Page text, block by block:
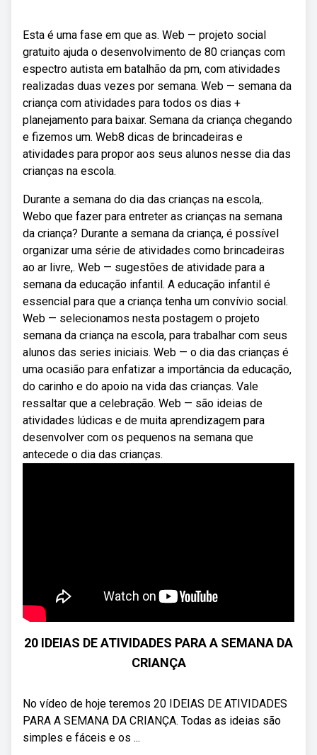
Esta é uma fase em que as. Web — projeto social
gratuito ajuda o desenvolvimento de 80 crianças com
espectro autista em batalhão da pm, com atividades
realizadas duas vezes por semana. Web — semana da
criança com atividades para todos os dias +
planejamento para baixar. Semana da criança chegando
e fizemos um. Web8 dicas de brincadeiras e
atividades para propor aos seus alunos nesse dia das
crianças na escola.
Durante a semana do dia das crianças na escola,.
Webo que fazer para entreter as crianças na semana
da criança? Durante a semana da criança, é possível
organizar uma série de atividades como brincadeiras
ao ar livre,. Web — sugestões de atividade para a
semana da educação infantil. A educação infantil é
essencial para que a criança tenha um convívio social.
Web — selecionamos nesta postagem o projeto
semana da criança na escola, para trabalhar com seus
alunos das series iniciais. Web — o dia das crianças é
uma ocasião para enfatizar a importância da educação,
do carinho e do apoio na vida das crianças. Vale
ressaltar que a celebração. Web — são ideias de
atividades lúdicas e de muita aprendizagem para
desenvolver com os pequenos na semana que
antecede o dia das crianças.
20 IDEIAS DE ATIVIDADES PARA A SEMANA DA
CRIANÇA
No vídeo de hoje teremos 20 IDEIAS DE ATIVIDADES
PARA A SEMANA DA CRIANÇA. Todas as ideias são
simples e fáceis e os ...